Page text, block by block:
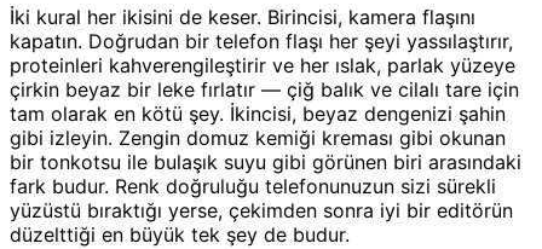
İki kural her ikisini de keser. Birincisi, kamera flaşını
kapatın. Doğrudan bir telefon flaşı her şeyi yassılaştırır,
proteinleri kahverengileştirir ve her ıslak, parlak yüzeye
çirkin beyaz bir leke fırlatır — çiğ balık ve cilalı tare için
tam olarak en kötü şey. İkincisi, beyaz dengenizi şahin
gibi izleyin. Zengin domuz kemiği kreması gibi okunan
bir tonkotsu ile bulaşık suyu gibi görünen biri arasındaki
fark budur. Renk doğruluğu telefonunuzun sizi sürekli
yüzüstü bıraktığı yerse, çekimden sonra iyi bir editörün
düzelttiği en büyük tek şey de budur.